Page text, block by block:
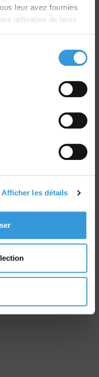
leur avez fournies
utilisation de leurs
Afficher les détails